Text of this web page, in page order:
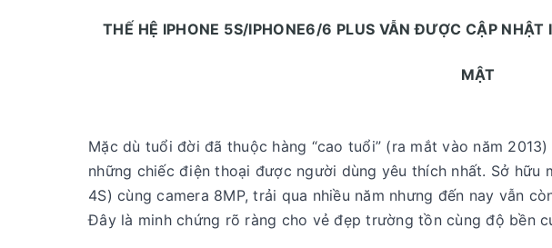
THẾ HỆ IPHONE 5S/IPHONE6/6 PLUS VẪN ĐƯỢC CẬP NHẬT
MẬT
Mặc dù tuổi đời đã thuộc hàng “cao tuổi” (ra mắt vào năm
những chiếc điện thoại được người dùng yêu thích nhất. Sở hữu
4S) cùng camera 8MP, trải qua nhiều năm nhưng đến nay vẫn
Đây là minh chứng rõ ràng cho vẻ đẹp trường tồn cùng độ bền